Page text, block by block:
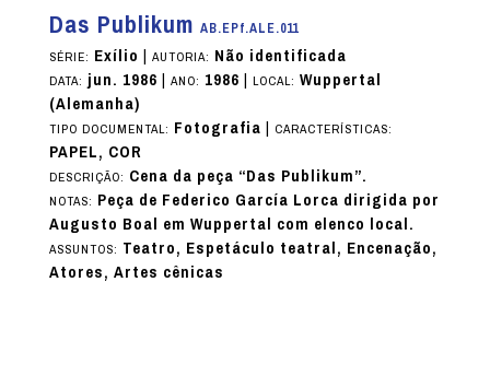
Das Publikum AB.EPf.ALE.011
SÉRIE: Exílio | AUTORIA: Não identificada
DATA:jun. 1986| ANO: 1986| LOCAL: Wuppertal
(Alemanha)
TIPO DOCUMENTAL: Fotografia| CARACTERÍSTICAS:
PAPEL, COR
DESCRIÇÃO: Cena da peça “Das Publikum”.
NOTAS: Peça de Federico García Lorca dirigida por
Augusto Boal em Wuppertal com elenco local.
ASSUNTOS: Teatro, Espetáculo teatral, Encenação,
Atores, Artes cênicas